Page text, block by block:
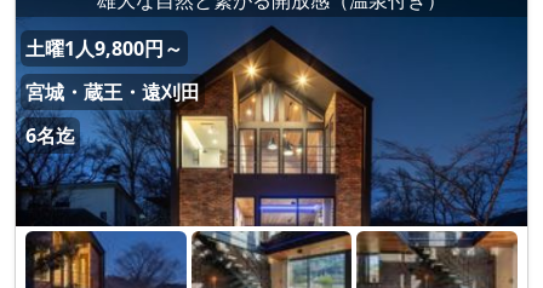
土曜1人9,800円～
宮城・蔵王・遠刈田
6名迄